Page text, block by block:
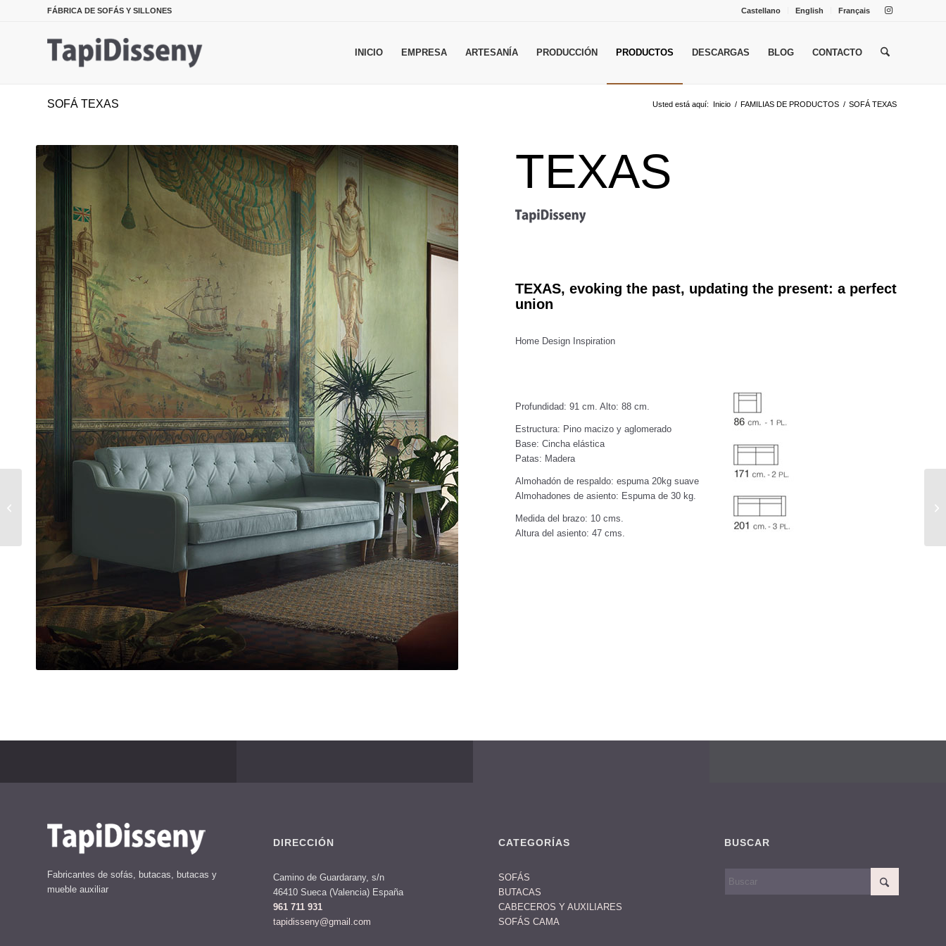
Castellano English Français
FÁBRICA DE SOFÁS Y SILLONES
INICIO EMPRESA ARTESANÍA PRODUCCIÓN PRODUCTOS DESCARGAS BLOG CONTACTO
SOFÁ TEXAS Usted está aquí: Inicio / FAMILIAS DE PRODUCTOS / SOFÁ TEXAS
TEXAS
TEXAS, evoking the past, updating the present: a perfect
union
Home Design Inspiration
Profundidad: 91 cm. Alto: 88 cm.
Estructura: Pino macizo y aglomerado
Base: Cincha elástica
Patas: Madera
Almohadón de respaldo: espuma 20kg suave
Almohadones de asiento: Espuma de 30 kg.
Medida del brazo: 10 cms.
Altura del asiento: 47 cms.
Fabricantes de sofás, butacas, butacas y
mueble auxiliar
DIRECCIÓN
Camino de Guardarany, s/n
46410 Sueca (Valencia) España
961 711 931
tapidisseny@gmail.com
CATEGORÍAS
SOFÁS
BUTACAS
CABECEROS Y AUXILIARES
SOFÁS CAMA
BUSCAR